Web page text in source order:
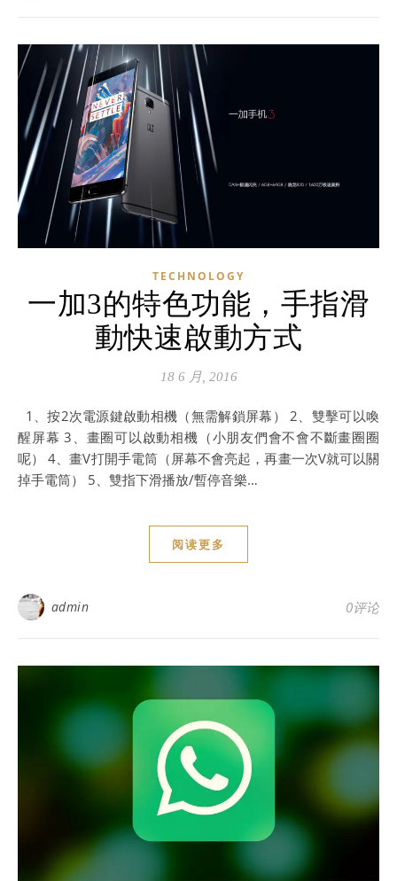
TECHNOLOGY
一加3的特色功能，手指滑
動快速啟動方式
18 6 月, 2016
1、按2次電源鍵啟動相機（無需解鎖屏幕） 2、雙擊可以喚
醒屏幕 3、畫圈可以啟動相機（小朋友們會不會不斷畫圈圈
呢） 4、畫V打開手電筒（屏幕不會亮起，再畫一次V就可以關
掉手電筒） 5、雙指下滑播放/暫停音樂…
阅读更多
admin 0评论